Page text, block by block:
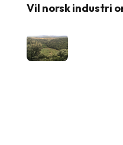
Vil norsk industri